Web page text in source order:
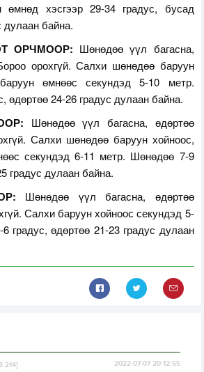
өмнөд хэсгээр 29-34 градус, бусад
дулаан байна.
ОРЧМООР: Шөнөдөө үүл багасна,
орохгүй. Салхи шөнөдөө баруун
өмнөөс секундэд 5-10 метр.
өдөртөө 24-26 градус дулаан байна.
Шөнөдөө үүл багасна, өдөртөө
Салхи шөнөдөө баруун хойноос,
секундэд 6-11 метр. Шөнөдөө 7-9
градус дулаан байна.
Шөнөдөө үүл багасна, өдөртөө
Салхи баруун хойноос секундэд 5-
градус, өдөртөө 21-23 градус дулаан
2022-07-07 20:12:55